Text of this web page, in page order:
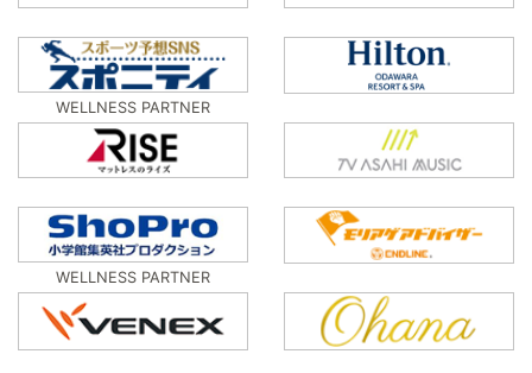
WELLNESS PARTNER
WELLNESS PARTNER